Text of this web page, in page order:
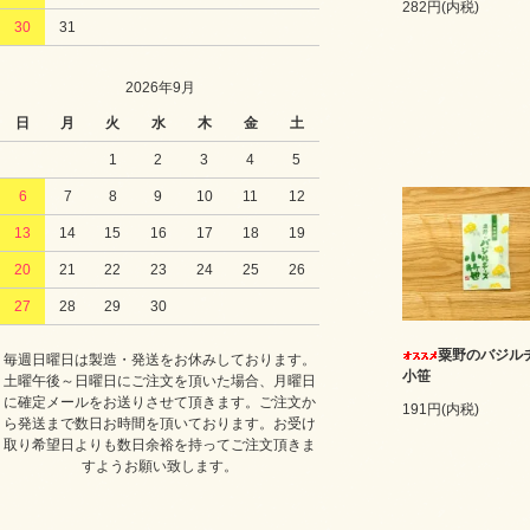
30 31
2026年9月
日 月 火 水 木 金 土
1 2 3 4 5
6 7 8 9 10 11 12
13 14 15 16 17 18 19
20 21 22 23 24 25 26
27 28 29 30
毎週日曜日は製造・発送をお休みしております。
土曜午後～日曜日にご注文を頂いた場合、月曜日
に確定メールをお送りさせて頂きます。ご注文か
ら発送まで数日お時間を頂いております。お受け
取り希望日よりも数日余裕を持ってご注文頂きま
すようお願い致します。
282円(内税)
粟野のバジル
小笹
191円(内税)